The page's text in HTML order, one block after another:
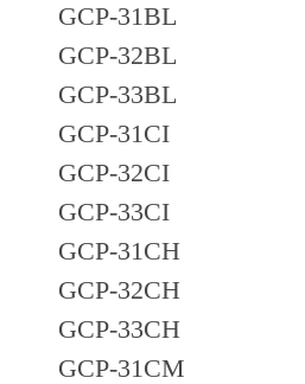
GCP-31BL
GCP-32BL
GCP-33BL
GCP-31CI
GCP-32CI
GCP-33CI
GCP-31CH
GCP-32CH
GCP-33CH
GCP-31CM